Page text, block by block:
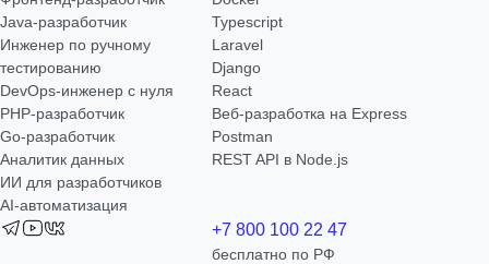
Java-разработчик
Инженер по ручному
тестированию
DevOps-инженер с нуля
РНР-разработчик
Go-разработчик
Аналитик данных
ИИ для разработчиков
AI-автоматизация
Typescript
Laravel
Django
React
Веб-разработка на Express
Postman
REST API в Node.js
+7 800 100 22 47
бесплатно по РФ